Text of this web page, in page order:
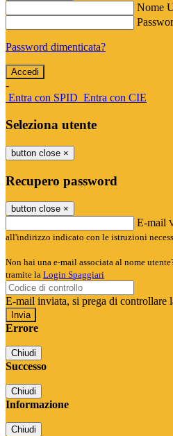
Nome
Password dimenticata?
-
Entra con SPID Entra con CIE
Seleziona utente
button close ×
Recupero password
button close ×
E-mail
all'indirizzo indicato con le istruzioni
Non hai una e-mail associata al nome
tramite la Login Spaggiari
E-mail inviata, si prega di controllare
Errore
Chiudi
Successo
Chiudi
Informazione
Chiudi